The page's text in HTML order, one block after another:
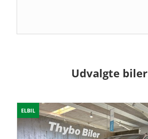
Udvalgte biler
ELBIL